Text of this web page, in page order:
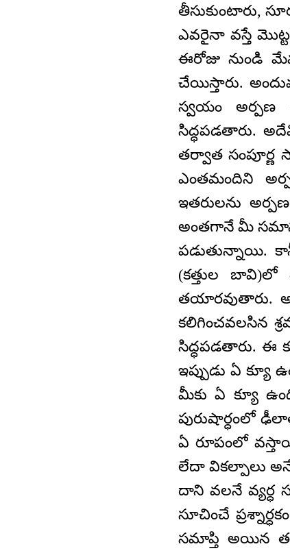
తీసుకుంటారు,
ఎవరైనా వస్తే
ఈరోజు నుండి
చేయిస్తారు.
స్వయం అర్పణ
సిద్ధపడతారు.
తర్వాత
ఎంతమందిని
ఇతరులను
అంతగానే మీ
పడుతున్నాయి.
(కత్తుల
తయారవుతారు.
కలిగించవలసిన
సిద్ధపడతారు. ఈ
ఇప్పుడు ఏ క్యూ
మీకు ఏ క్యూ
పురుషార్ధంలో
ఏ రూపంలో
లేదా వికల్పాలు
దాని వలనే వ్యర్ధ
సూచించే
సమాప్తి అయిన